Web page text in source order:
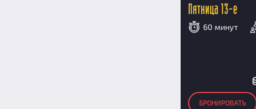
Пятница 13-е
60 минут
БРОНИРОВАТЬ